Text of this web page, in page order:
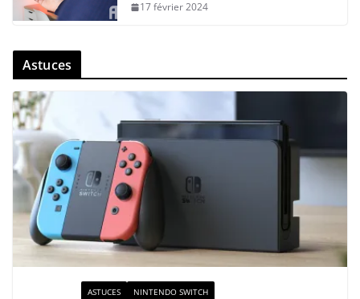
17 février 2024
Astuces
ASTUCES NINTENDO SWITCH